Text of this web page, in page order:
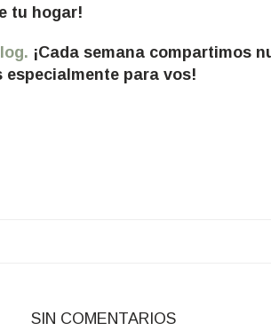
tu hogar!
¡Cada semana compartimos
para vos!
SIN COMENTARIOS